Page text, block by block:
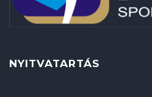
NYITVATARTÁS